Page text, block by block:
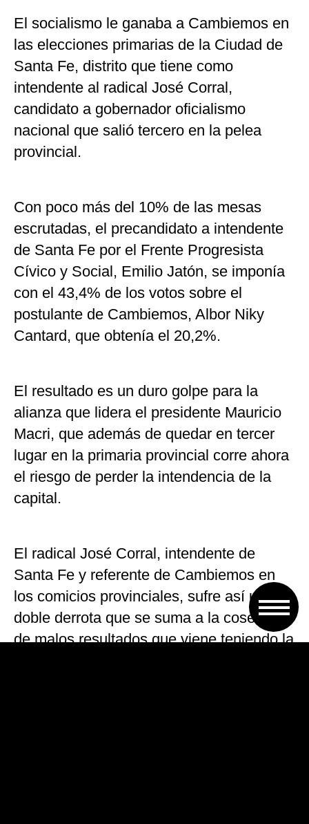
El socialismo le ganaba a Cambiemos en
las elecciones primarias de la Ciudad de
Santa Fe, distrito que tiene como
intendente al radical José Corral,
candidato a gobernador oficialismo
nacional que salió tercero en la pelea
provincial.
Con poco más del 10% de las mesas
escrutadas, el precandidato a intendente
de Santa Fe por el Frente Progresista
Cívico y Social, Emilio Jatón, se imponía
con el 43,4% de los votos sobre el
postulante de Cambiemos, Albor Niky
Cantard, que obtenía el 20,2%.
El resultado es un duro golpe para la
alianza que lidera el presidente Mauricio
Macri, que además de quedar en tercer
lugar en la primaria provincial corre ahora
el riesgo de perder la intendencia de la
capital.
El radical José Corral, intendente de
Santa Fe y referente de Cambiemos en
los comicios provinciales, sufre así una
doble derrota que se suma a la cosecha
de malos resultados que viene teniendo la